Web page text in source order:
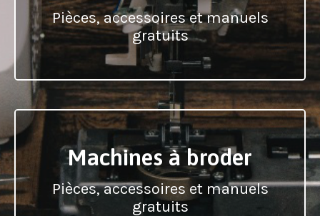
Pièces, accessoires et manuels
gratuits
Machines à broder
Pièces, accessoires et manuels
gratuits